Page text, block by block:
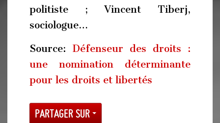
politiste ; Vincent Tiberj,
sociologue…
Source: Défenseur des droits :
une nomination déterminante
pour les droits et libertés
Partager sur